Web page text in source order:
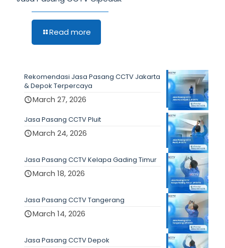
Read more
Rekomendasi Jasa Pasang CCTV Jakarta
& Depok Terpercaya
March 27, 2026
Jasa Pasang CCTV Pluit
March 24, 2026
Jasa Pasang CCTV Kelapa Gading Timur
March 18, 2026
Jasa Pasang CCTV Tangerang
March 14, 2026
Jasa Pasang CCTV Depok